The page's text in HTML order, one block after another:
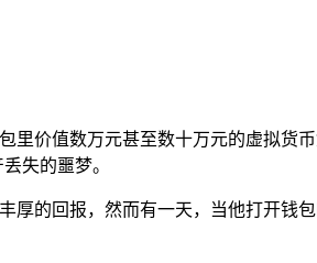
里价值数万元甚至数十万元的虚拟货
失的噩梦。
厚的回报，然而有一天，当他打开钱